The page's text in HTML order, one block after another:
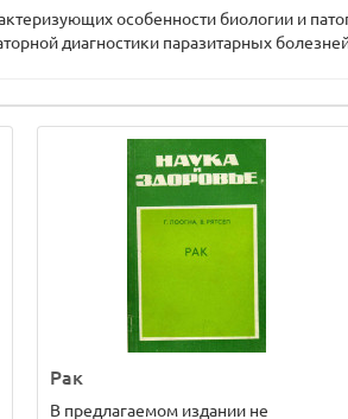
особенности биологии и
диагностики паразитарных
Рак
В предлагаемом издании не